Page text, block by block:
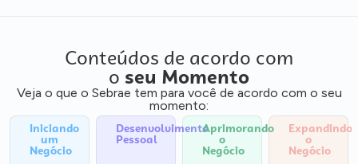
Conteúdos de acordo com
o seu Momento
Veja o que o Sebrae tem para você de acordo com o seu
momento:
Iniciando
um
Negócio
Desenvolvimento
Pessoal
Aprimorando
o
Negócio
Expandindo
o
Negócio